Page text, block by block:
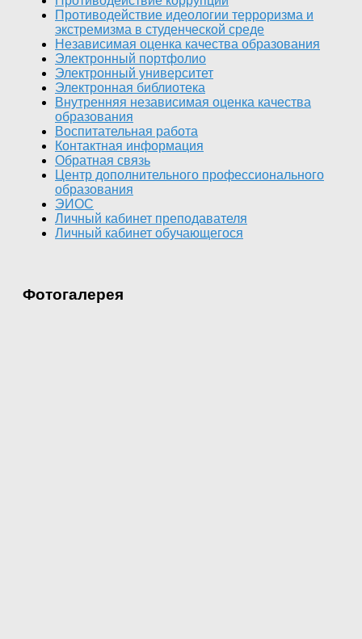
Противодействие идеологии терроризма и
экстремизма в студенческой среде
Независимая оценка качества образования
Электронный портфолио
Электронный университет
Электронная библиотека
Внутренняя независимая оценка качества
образования
Воспитательная работа
Контактная информация
Обратная связь
Центр дополнительного профессионального
образования
ЭИОС
Личный кабинет преподавателя
Личный кабинет обучающегося
Фотогалерея